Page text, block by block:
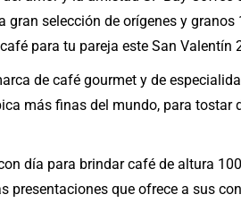
gran selección de orígenes y
para tu pareja este San Valentín
de café gourmet y de
más finas del mundo, para tostar
día para brindar café de altura
presentaciones que ofrece a sus